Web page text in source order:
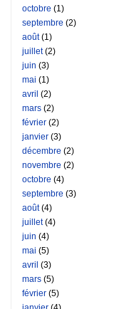
octobre (1)
septembre (2)
août(1)
juillet(2)
juin (3)
mai (1)
avril (2)
mars (2)
février (2)
janvier (3)
décembre (2)
novembre (2)
octobre (4)
septembre (3)
août(4)
juillet(4)
juin (4)
mai (5)
avril (3)
mars (5)
février (5)